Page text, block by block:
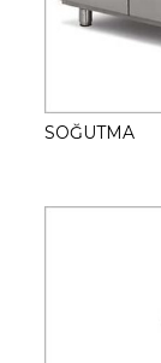
SOĞUTMA